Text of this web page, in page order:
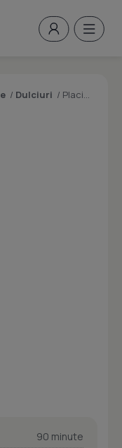
/ Dulciuri / Placinta cu Ravase
90 minute